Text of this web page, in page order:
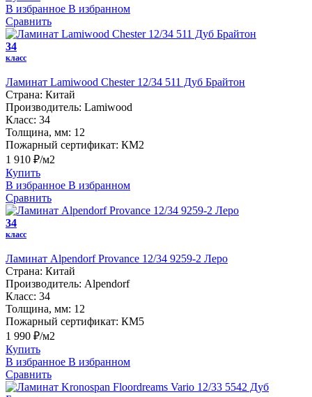
В избранное В избранном
Сравнить
34
класс
Ламинат Lamiwood Chester 12/34 511 Дуб Брайтон
Страна: Китай
Производитель: Lamiwood
Класс: 34
Толщина, мм: 12
Пожарный сертификат: КМ2
1 910 ₽/м2
Купить
В избранное В избранном
Сравнить
34
класс
Ламинат Alpendorf Provance 12/34 9259-2 Леро
Страна: Китай
Производитель: Alpendorf
Класс: 34
Толщина, мм: 12
Пожарный сертификат: КМ5
1 990 ₽/м2
Купить
В избранное В избранном
Сравнить